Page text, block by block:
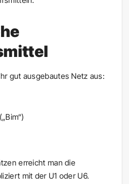
gut ausgebautes Netz aus:
erreicht man die
mit der U1 oder U6.